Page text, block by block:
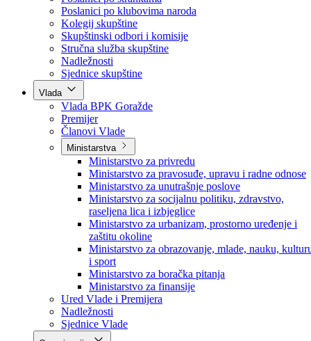
Skupština BPK Goražde
Rukovodstvo
Poslanici po strankama
Poslanici po klubovima naroda
Kolegij skupštine
Skupštinski odbori i komisije
Stručna služba skupštine
Nadležnosti
Sjednice skupštine
Vlada
Vlada BPK Goražde
Premijer
Članovi Vlade
Ministarstva
Ministarstvo za privredu
Ministarstvo za pravosuđe, upravu i radne odnose
Ministarstvo za unutrašnje poslove
Ministarstvo za socijalnu politiku, zdravstvo,
raseljena lica i izbjeglice
Ministarstvo za urbanizam, prostorno uređenje i
zaštitu okoline
Ministarstvo za obrazovanje, mlade, nauku,
i sport
Ministarstvo za boračka pitanja
Ministarstvo za finansije
Ured Vlade i Premijera